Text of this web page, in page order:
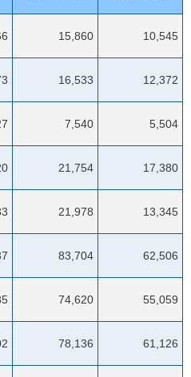
15,860 10,545
16,533 12,372
7,540 5,504
21,754 17,380
21,978 13,345
83,704 62,506
74,620 55,059
78,136 61,126